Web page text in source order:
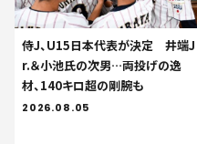
侍J、U15日本代表が決定 井端J
r.＆小池氏の次男…両投げの逸
材、140キロ超の剛腕も
2026.08.05